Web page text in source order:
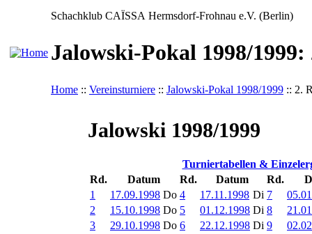
Schachklub CAÏSSA Hermsdorf-Frohnau e.V. (Berlin)
Jalowski-Pokal 1998/1999:
Home :: Vereinsturniere :: Jalowski-Pokal 1998/1999 :: 2.
Jalowski 1998/1999
Turniertabellen &
Rd.
Datum Rd. Datum Rd.
1
17.09.1998 Do 4 17.11.1998 Di 7
2
15.10.1998 Do 5 01.12.1998 Di 8
3
29.10.1998 Do 6 22.12.1998 Di 9